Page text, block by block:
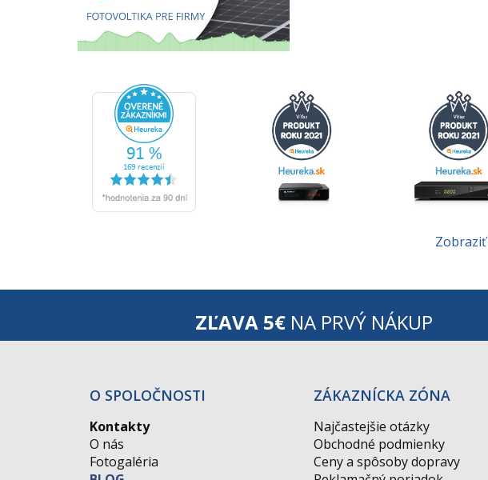
ZĽAVA 5€NA PRVÝ NÁKUP
O SPOLOČNOSTI
Kontakty
O nás
Fotogaléria
ZÁKAZNÍCKA ZÓNA
Najčastejšie otázky
Obchodné podmienky
Ceny a spôsoby dopravy